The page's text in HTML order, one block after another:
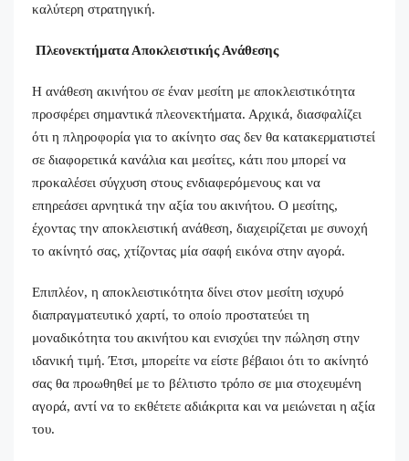
καλύτερη στρατηγική.
Πλεονεκτήματα Αποκλειστικής Ανάθεσης
Η ανάθεση ακινήτου σε έναν μεσίτη με αποκλειστικότητα
προσφέρει σημαντικά πλεονεκτήματα. Αρχικά, διασφαλίζει
ότι η πληροφορία για το ακίνητο σας δεν θα κατακερματιστεί
σε διαφορετικά κανάλια και μεσίτες, κάτι που μπορεί να
προκαλέσει σύγχυση στους ενδιαφερόμενους και να
επηρεάσει αρνητικά την αξία του ακινήτου. Ο μεσίτης,
έχοντας την αποκλειστική ανάθεση, διαχειρίζεται με συνοχή
το ακίνητό σας, χτίζοντας μία σαφή εικόνα στην αγορά.
Επιπλέον, η αποκλειστικότητα δίνει στον μεσίτη ισχυρό
διαπραγματευτικό χαρτί, το οποίο προστατεύει τη
μοναδικότητα του ακινήτου και ενισχύει την πώληση στην
ιδανική τιμή. Έτσι, μπορείτε να είστε βέβαιοι ότι το ακίνητό
σας θα προωθηθεί με το βέλτιστο τρόπο σε μια στοχευμένη
αγορά, αντί να το εκθέτετε αδιάκριτα και να μειώνεται η αξία
του.